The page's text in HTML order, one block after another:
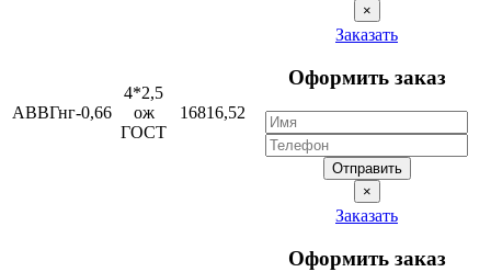
×
АВВГнг-0,66
4*2,5
ож
ГОСТ
16816,52
Заказать
Оформить заказ
Отправить
×
Заказать
Оформить заказ